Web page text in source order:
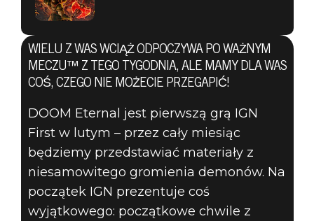
DOOM® Eternal
ZOBACZ
POCZĄTKOWE
MINUTY DOOM
WIELU Z WAS WCIĄŻ ODPOCZYWA PO WAŻNYM
MECZU™ Z TEGO TYGODNIA, ALE MAMY DLA WAS
COŚ, CZEGO NIE MOŻECIE PRZEGAPIĆ!
DOOM Eternal jest pierwszą grą IGN
First w lutym – przez cały miesiąc
będziemy przedstawiać materiały z
niesamowitego gromienia demonów. Na
początek IGN prezentuje coś
wyjątkowego: początkowe chwile z